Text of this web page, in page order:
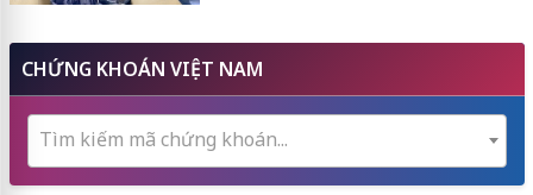
CHỨNG KHOÁN VIỆT NAM
Tìm kiếm mã chứng khoán...